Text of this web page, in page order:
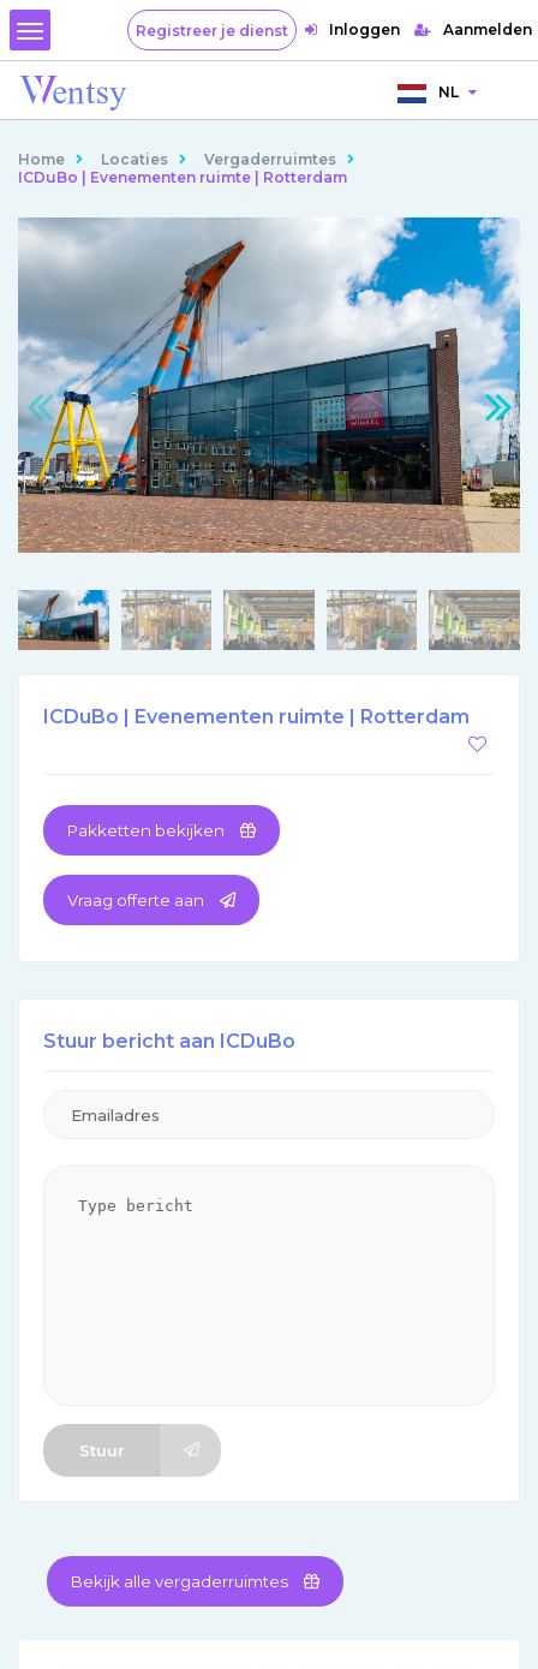
Aanmelden
Inloggen
Registreer je dienst
NL
Home Locaties
Vergaderruimtes
ICDuBo | Evenementen ruimte | Rotterdam
ICDuBo | Evenementen ruimte | Rotterdam
Pakketten bekijken
Vraag offerte aan
Stuur bericht aan ICDuBo
Stuur
Bekijk alle vergaderruimtes